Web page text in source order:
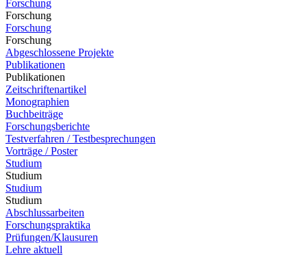
Forschung
Forschung
Forschung
Forschung
Abgeschlossene Projekte
Publikationen
Publikationen
Zeitschriftenartikel
Monographien
Buchbeiträge
Forschungsberichte
Testverfahren / Testbesprechungen
Vorträge / Poster
Studium
Studium
Studium
Studium
Abschlussarbeiten
Forschungspraktika
Prüfungen/Klausuren
Lehre aktuell